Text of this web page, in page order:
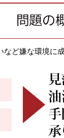
ど嫌な環境に